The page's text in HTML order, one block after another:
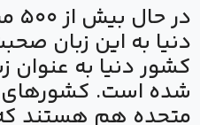
کشور دنیا به عنوان
شده است. کشورهای
متحده هم هستند که